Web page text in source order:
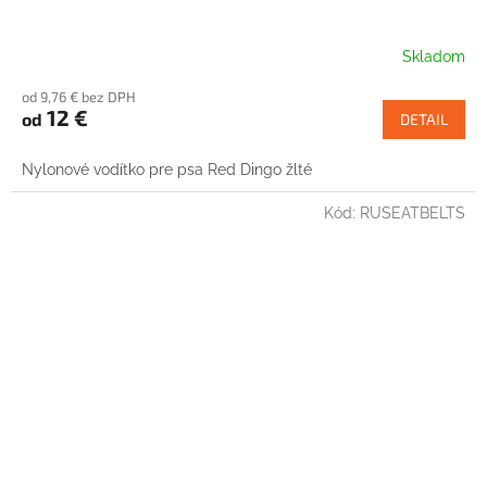
Skladom
od 9,76 € bez DPH
od 12 € DETAIL
Nylonové vodítko pre psa Red Dingo žlté
Kód: RUSEATBELTS